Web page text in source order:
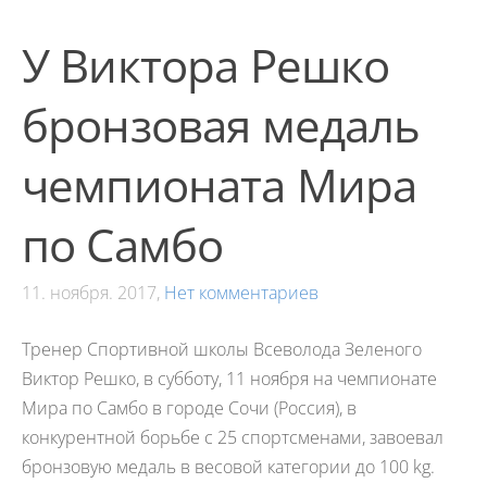
У Виктора Решко
бронзовая медаль
чемпионата Мира
по Самбо
11. ноября. 2017, Нет комментариев
Тренер Спортивной школы Всеволода Зеленого
Виктор Решко, в субботу, 11 ноября на чемпионате
Мира по Самбо в городе Сочи (Россия), в
конкурентной борьбе с 25 спортсменами, завоевал
бронзовую медаль в весовой категории до 100 kg.